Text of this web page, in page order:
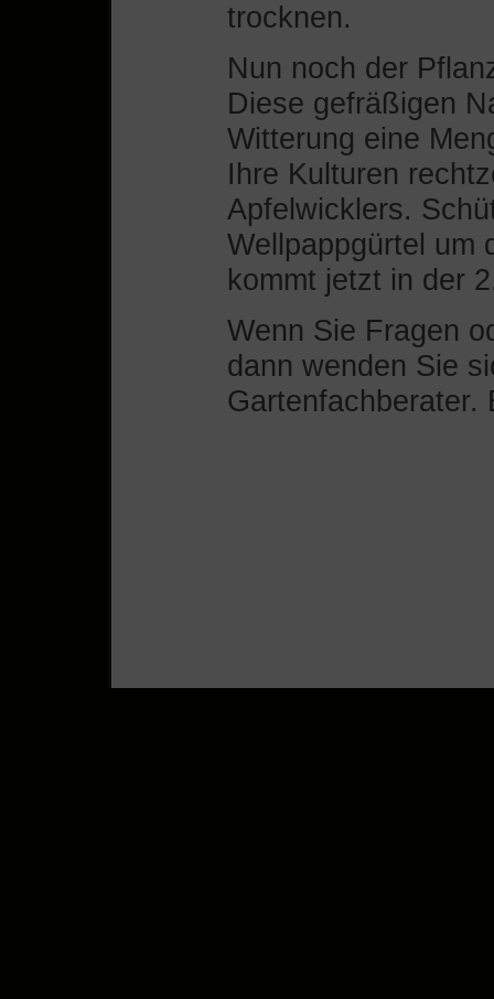
trocknen.
Nun noch der
Diese gefräßigen
Witterung eine
Ihre Kulturen
Apfelwicklers.
Wellpappgürtel um
kommt jetzt in der
Wenn Sie Fragen
dann wenden Sie
Gartenfachberater.